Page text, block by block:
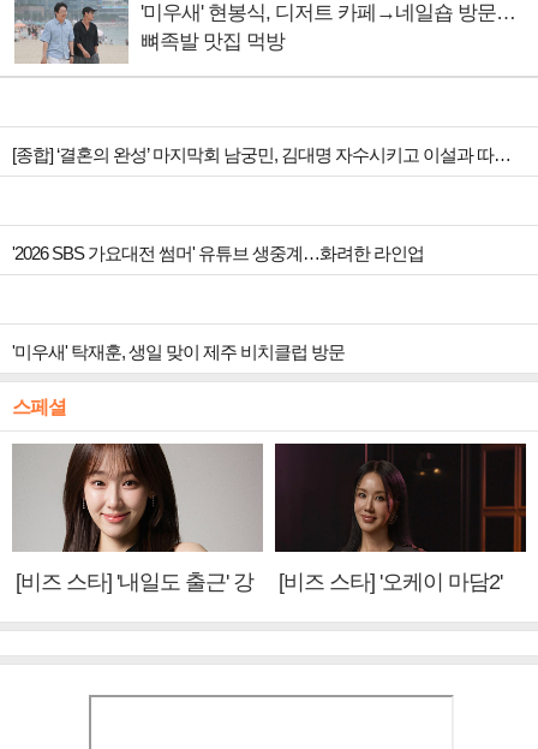
'미우새' 현봉식, 디저트 카페→네일숍 방문…
뼈족발 맛집 먹방
[종합] ‘결혼의 완성’ 마지막회 남궁민, 김대명 자수시키고 이설과 따뜻한 안녕
'2026 SBS 가요대전 썸머' 유튜브 생중계…화려한 라인업
'미우새' 탁재훈, 생일 맞이 제주 비치클럽 방문
스페셜
[비즈 스타] '내일도 출근' 강
[비즈 스타] '오케이 마담2'